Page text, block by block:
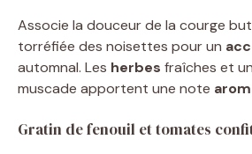
Associe la douceur de la courge
torréfiée des noisettes pour un
automnal. Les herbes fraîches et
muscade apportent une note
Gratin de fenouil et tomates